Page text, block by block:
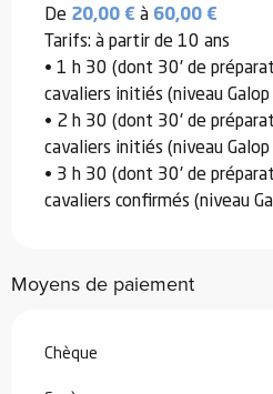
De 20,00 € à 60,00 €
Tarifs: à partir de 10 ans
• 1 h 30 (dont 30' de
cavaliers initiés (niveau
• 2 h 30 (dont 30' de
cavaliers initiés (niveau
• 3 h 30 (dont 30' de
cavaliers confirmés (niveau
Moyens de paiement
Chèque